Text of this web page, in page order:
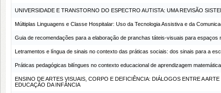
UNIVERSIDADE E TRANSTORNO DO ESPECTRO AUTISTA: UMA REVISÃO
Múltiplas Linguagens e Classe Hospitalar: Uso da Tecnologia Assistiva e da
Guia de recomendações para a elaboração de pranchas táteis-visuais para
Letramentos e língua de sinais no contexto das práticas sociais: dos sinais para a
Práticas pedagógicas bilíngues no contexto educacional de aprendizagem
ENSINO DE ARTES VISUAIS, CORPO E DEFICIÊNCIA: DIÁLOGOS ENTRE A
EDUCAÇÃO DA INFÂNCIA